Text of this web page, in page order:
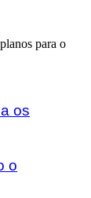
para o
os
o